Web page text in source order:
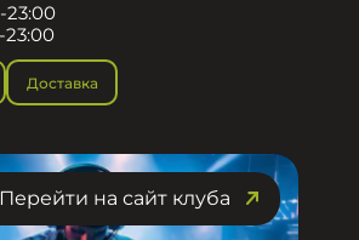
23:00
23:00
Доставка
Перейти на сайт клуба